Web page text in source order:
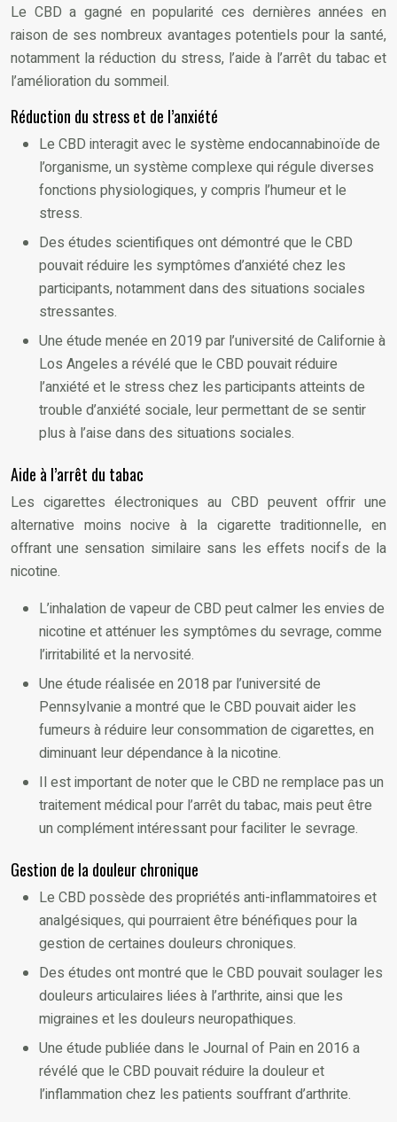
Le CBD a gagné en popularité ces dernières années en
raison de ses nombreux avantages potentiels pour la santé,
notamment la réduction du stress, l’aide à l’arrêt du tabac et
l’amélioration du sommeil.
Réduction du stress et de l’anxiété
Le CBD interagit avec le système endocannabinoïde de
l’organisme, un système complexe qui régule diverses
fonctions physiologiques, y compris l’humeur et le
stress.
Des études scientifiques ont démontré que le CBD
pouvait réduire les symptômes d’anxiété chez les
participants, notamment dans des situations sociales
stressantes.
Une étude menée en 2019 par l’université de Californie à
Los Angeles a révélé que le CBD pouvait réduire
l’anxiété et le stress chez les participants atteints de
trouble d’anxiété sociale, leur permettant de se sentir
plus à l’aise dans des situations sociales.
Aide à l’arrêt du tabac
Les cigarettes électroniques au CBD peuvent offrir une
alternative moins nocive à la cigarette traditionnelle, en
offrant une sensation similaire sans les effets nocifs de la
nicotine.
L’inhalation de vapeur de CBD peut calmer les envies de
nicotine et atténuer les symptômes du sevrage, comme
l’irritabilité et la nervosité.
Une étude réalisée en 2018 par l’université de
Pennsylvanie a montré que le CBD pouvait aider les
fumeurs à réduire leur consommation de cigarettes, en
diminuant leur dépendance à la nicotine.
Il est important de noter que le CBD ne remplace pas un
traitement médical pour l’arrêt du tabac, mais peut être
un complément intéressant pour faciliter le sevrage.
Gestion de la douleur chronique
Le CBD possède des propriétés anti-inflammatoires et
analgésiques, qui pourraient être bénéfiques pour la
gestion de certaines douleurs chroniques.
Des études ont montré que le CBD pouvait soulager les
douleurs articulaires liées à l’arthrite, ainsi que les
migraines et les douleurs neuropathiques.
Une étude publiée dans le Journal of Pain en 2016 a
révélé que le CBD pouvait réduire la douleur et
l’inflammation chez les patients souffrant d’arthrite.